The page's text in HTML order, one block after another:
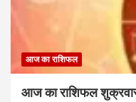
आज का राशिफल
आज का राशिफल